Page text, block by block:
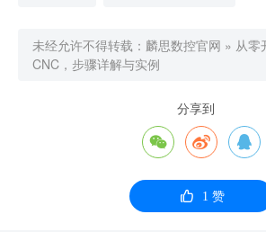
未经允许不得转载： 麟思数控官网 » 从零
CNC，步骤详解与实例
分享到
  
 1 赞